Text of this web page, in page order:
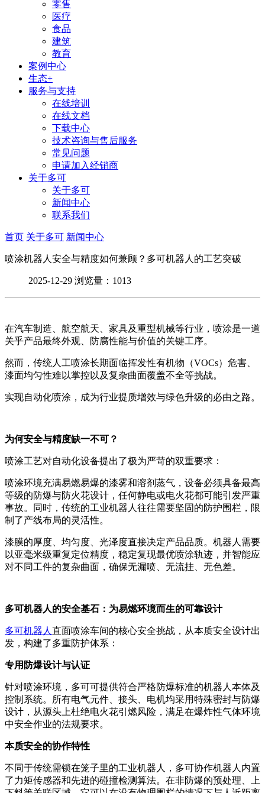
零售
医疗
食品
建筑
教育
案例中心
生态+
服务与支持
在线培训
在线文档
下载中心
技术咨询与售后服务
常见问题
申请加入经销商
关于多可
关于多可
新闻中心
联系我们
首页 关于多可 新闻中心
喷涂机器人安全与精度如何兼顾？多可机器人的工艺突破
2025-12-29 浏览量：1013
在汽车制造、航空航天、家具及重型机械等行业，喷涂是一道
关乎产品最终外观、防腐性能与价值的关键工序。
然而，传统人工喷涂长期面临挥发性有机物（VOCs）危害
漆面均匀性难以掌控以及复杂曲面覆盖不全等挑战。
实现自动化喷涂，成为行业提质增效与绿色升级的必由之路。
为何安全与精度缺一不可？
喷涂工艺对自动化设备提出了极为严苛的双重要求：
喷涂环境充满易燃易爆的漆雾和溶剂蒸气，设备必须具备最高
等级的防爆与防火花设计，任何静电或电火花都可能引发严重
事故。同时，传统的工业机器人往往需要坚固的防护围栏，限
制了产线布局的灵活性。
漆膜的厚度、均匀度、光泽度直接决定产品品质。机器人需要
以亚毫米级重复定位精度，稳定复现最优喷涂轨迹，并智能应
对不同工件的复杂曲面，确保无漏喷、无流挂、无色差。
多可机器人的安全基石：为易燃环境而生的可靠设计
多可机器人 直面喷涂车间的核心安全挑战，从本质安全设计出
发，构建了多重防护体系：
专用防爆设计与认证
针对喷涂环境，多可可提供符合严格防爆标准的机器人本体及
控制系统。所有电气元件、接头、电机均采用特殊密封与防爆
设计，从源头上杜绝电火花引燃风险，满足在爆炸性气体环境
中安全作业的法规要求。
本质安全的协作特性
不同于传统需锁在笼子里的工业机器人，多可协作机器人内置
了力矩传感器和先进的碰撞检测算法。在非防爆的预处理、上